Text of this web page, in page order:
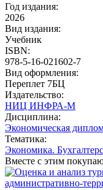
Год издания:
2026
Вид издания:
Учебник
ISBN:
978-5-16-021602-7
Вид оформления:
Переплет 7БЦ
Издательство:
НИЦ ИНФРА-М
Дисциплина:
Экономическая
Тематика:
Экономика.
Вместе с этим